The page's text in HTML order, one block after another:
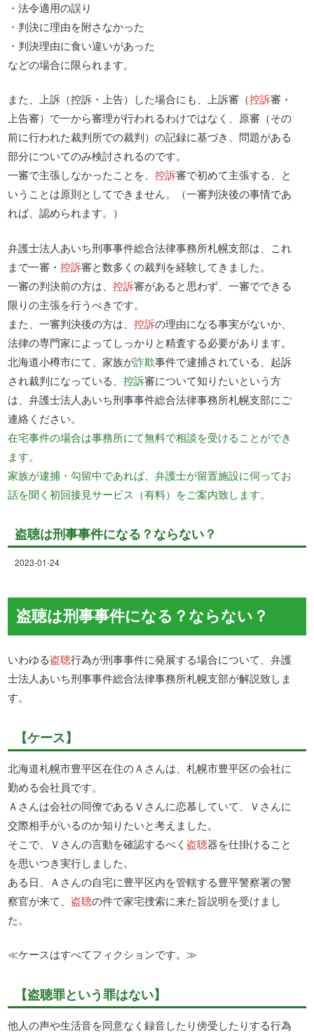
・法令適用の誤り
・判決に理由を附さなかった
・判決理由に食い違いがあった
などの場合に限られます。
また、上訴（控訴・上告）した場合にも、上訴審（控訴審・
上告審）で一から審理が行われるわけではなく、原審（その
前に行われた裁判所での裁判）の記録に基づき、問題がある
部分についてのみ検討されるのです。
一審で主張しなかったことを、控訴審で初めて主張する、と
いうことは原則としてできません。（一審判決後の事情であ
れば、認められます。）
弁護士法人あいち刑事事件総合法律事務所札幌支部は、これ
まで一審・控訴審と数多くの裁判を経験してきました。
一審の判決前の方は、控訴審があると思わず、一審でできる
限りの主張を行うべきです。
また、一審判決後の方は、控訴の理由になる事実がないか、
法律の専門家によってしっかりと精査する必要があります。
北海道小樽市にて、家族が詐欺事件で逮捕されている、起訴
され裁判になっている、控訴審について知りたいという方
は、弁護士法人あいち刑事事件総合法律事務所札幌支部にご
連絡ください。
在宅事件の場合は事務所にて無料で相談を受けることができ
ます。
家族が逮捕・勾留中であれば、弁護士が留置施設に伺ってお
話を聞く初回接見サービス（有料）をご案内致します。
盗聴は刑事事件になる？ならない？
2023-01-24
盗聴は刑事事件になる？ならない？
いわゆる盗聴行為が刑事事件に発展する場合について、弁護
士法人あいち刑事事件総合法律事務所札幌支部が解説致しま
す。
【ケース】
北海道札幌市豊平区在住のＡさんは、札幌市豊平区の会社に
勤める会社員です。
Ａさんは会社の同僚であるＶさんに恋慕していて、Ｖさんに
交際相手がいるのか知りたいと考えました。
そこで、Ｖさんの言動を確認するべく 盗聴器を仕掛けること
を思いつき実行しました。
ある日、Ａさんの自宅に豊平区内を管轄する豊平警察署の警
察官が来て、 盗聴の件で家宅捜索に来た旨説明を受けまし
た。
≪ケースはすべてフィクションです。≫
【盗聴罪という罪はない】
他人の声や生活音を同意なく録音したり傍受したりする行為